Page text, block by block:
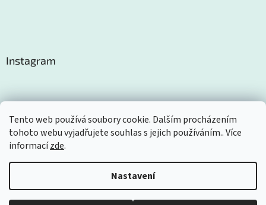
Tento web používá soubory cookie. Dalším procházením
tohoto webu vyjadřujete souhlas s jejich používáním.. Více
informacízde.
Nastavení
Instagram
Sledovat na Instagramu
Vytvořil Shoptet